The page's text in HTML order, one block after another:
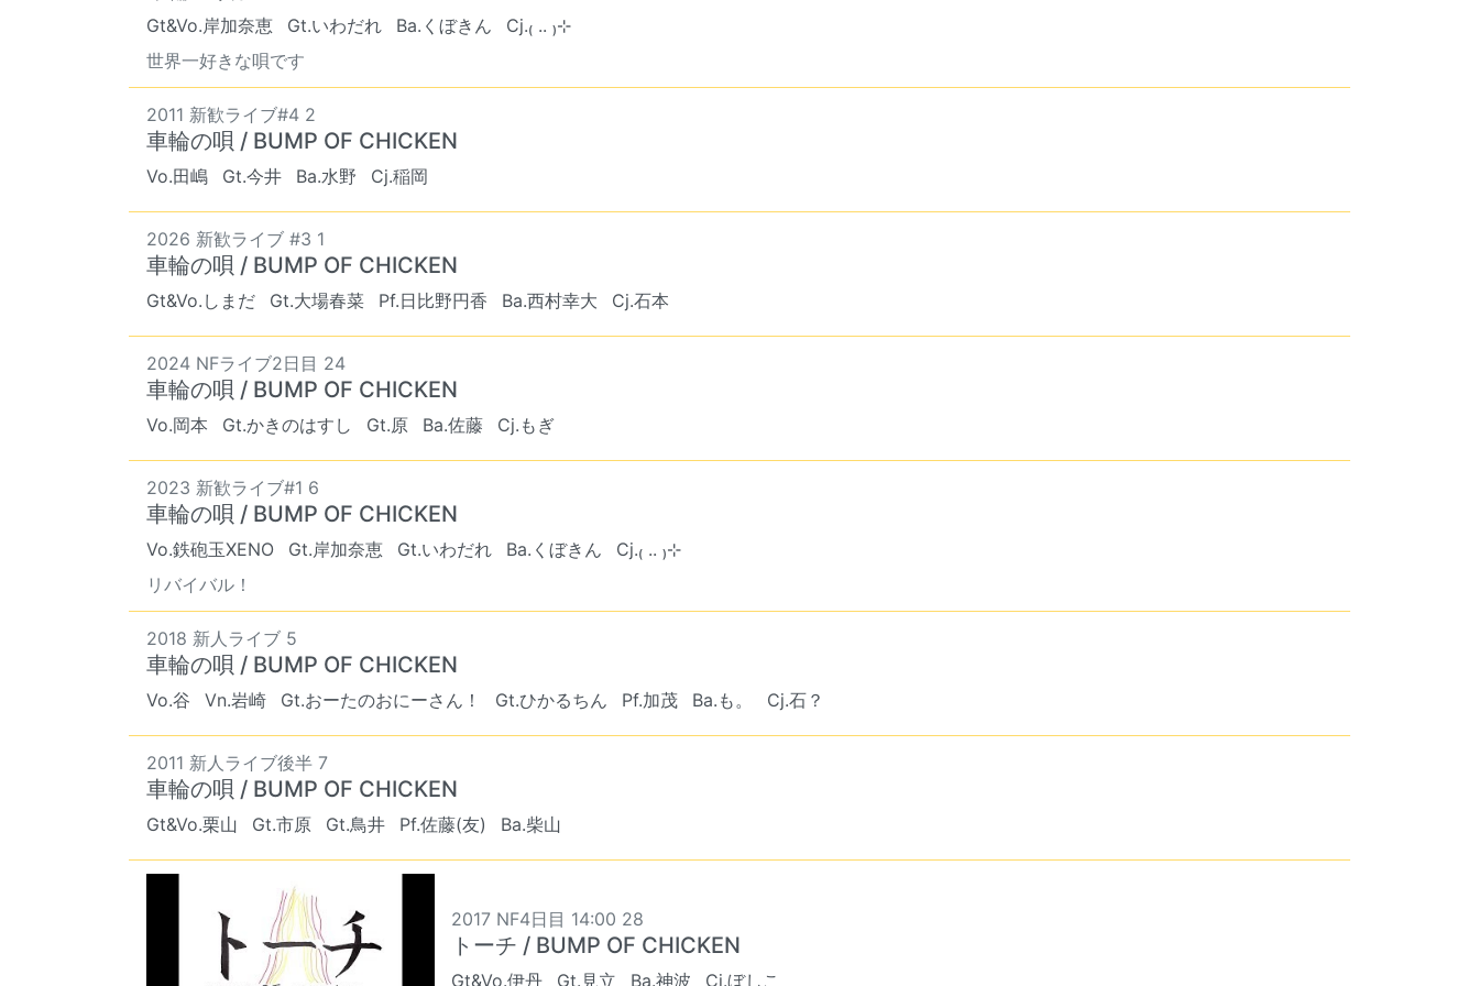
Gt&Vo.岸加奈恵 Gt.いわだれ Ba.くぼきん
Cj.₍ .. ₎⊹
世界一好きな唄です
2011 新歓ライブ#4 2
車輪の唄 / BUMP OF CHICKEN
Vo.田嶋 Gt.今井 Ba.水野 Cj.稲岡
2026 新歓ライブ #3 1
車輪の唄 / BUMP OF CHICKEN
Gt&Vo.しまだ Gt.大場春菜 Pf.日比野円香 Ba.西村幸大 Cj.石本
2024 NFライブ2日目 24
車輪の唄 / BUMP OF CHICKEN
Vo.岡本 Gt.かきのはすし Gt.原 Ba.佐藤 Cj.もぎ
2023 新歓ライブ#1 6
車輪の唄 / BUMP OF CHICKEN
Vo.鉄砲玉XENO Gt.岸加奈恵 Gt.いわだれ Ba.くぼきん
Cj.₍ .. ₎⊹
リバイバル！
2018 新人ライブ 5
車輪の唄 / BUMP OF CHICKEN
Vo.谷 Vn.岩崎 Gt.おーたのおにーさん！ Gt.ひかるちん Pf.加茂 Ba.も。 Cj.石？
2011 新人ライブ後半 7
車輪の唄 / BUMP OF CHICKEN
Gt&Vo.栗山 Gt.市原 Gt.鳥井 Pf.佐藤(友) Ba.柴山
2017 NF4日目 14:00 28
トーチ / BUMP OF CHICKEN
Gt&Vo.伊丹 Gt.見立 Ba.神波 Cj.ぼしこ